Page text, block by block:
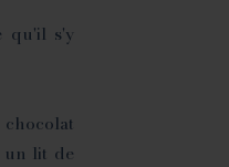
qu'il s'y
un lit de